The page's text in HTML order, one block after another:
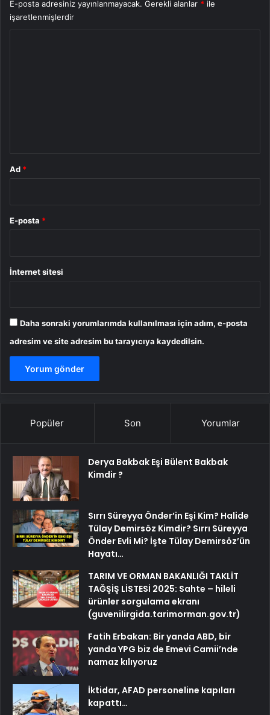
E-posta adresiniz yayınlanmayacak. Gerekli alanlar * ile
işaretlenmişlerdir
Ad *
E-posta *
İnternet sitesi
Daha sonraki yorumlarımda kullanılması için adım, e-posta
adresim ve site adresim bu tarayıcıya kaydedilsin.
Popüler Son Yorumlar
Derya Bakbak Eşi Bülent Bakbak
Kimdir ?
Sırrı Süreyya Önder’in Eşi Kim? Halide
Tülay Demirsöz Kimdir? Sırrı Süreyya
Önder Evli Mi? İşte Tülay Demirsöz’ün
Hayatı…
TARIM VE ORMAN BAKANLIĞI TAKLİT
TAĞŞİŞ LİSTESİ 2025: Sahte – hileli
ürünler sorgulama ekranı
(guvenilirgida.tarimorman.gov.tr)
Fatih Erbakan: Bir yanda ABD, bir
yanda YPG biz de Emevi Camii’nde
namaz kılıyoruz
İktidar, AFAD personeline kapıları
kapattı…